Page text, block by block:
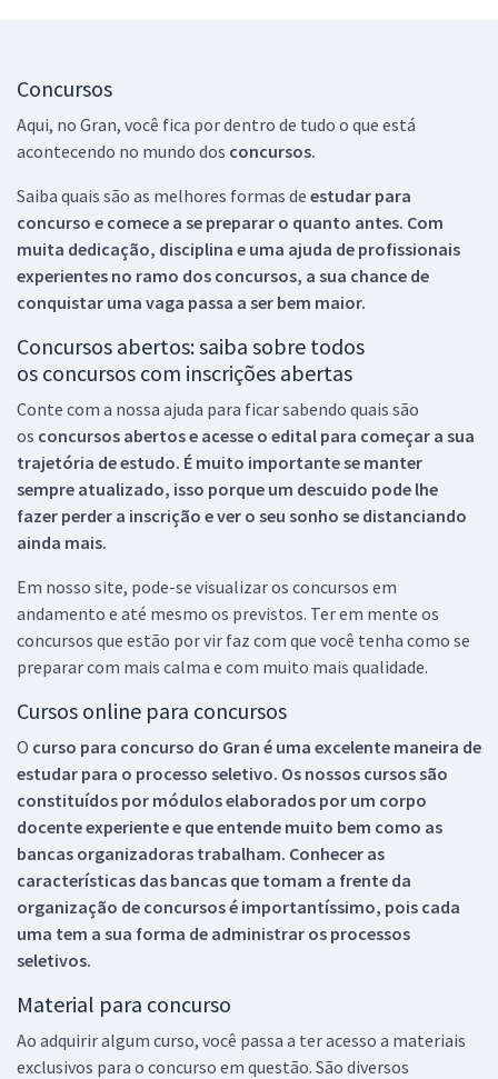
Concursos
Aqui, no Gran, você fica por dentro de tudo o que está
acontecendo no mundo dos concursos.
Saiba quais são as melhores formas de estudar para
concurso e comece a se preparar o quanto antes. Com
muita dedicação, disciplina e uma ajuda de profissionais
experientes no ramo dos concursos, a sua chance de
conquistar uma vaga passa a ser bem maior.
Concursos abertos: saiba sobre todos
os concursos com inscrições abertas
Conte com a nossa ajuda para ficar sabendo quais são
os concursos abertos e acesse o edital para começar a sua
trajetória de estudo. É muito importante se manter
sempre atualizado, isso porque um descuido pode lhe
fazer perder a inscrição e ver o seu sonho se distanciando
ainda mais.
Em nosso site, pode-se visualizar os concursos em
andamento e até mesmo os previstos. Ter em mente os
concursos que estão por vir faz com que você tenha como se
preparar com mais calma e com muito mais qualidade.
Cursos online para concursos
O curso para concurso do Gran é uma excelente maneira de
estudar para o processo seletivo. Os nossos cursos são
constituídos por módulos elaborados por um corpo
docente experiente e que entende muito bem como as
bancas organizadoras trabalham. Conhecer as
características das bancas que tomam a frente da
organização de concursos é importantíssimo, pois cada
uma tem a sua forma de administrar os processos
seletivos.
Material para concurso
Ao adquirir algum curso, você passa a ter acesso a materiais
exclusivos para o concurso em questão. São diversos